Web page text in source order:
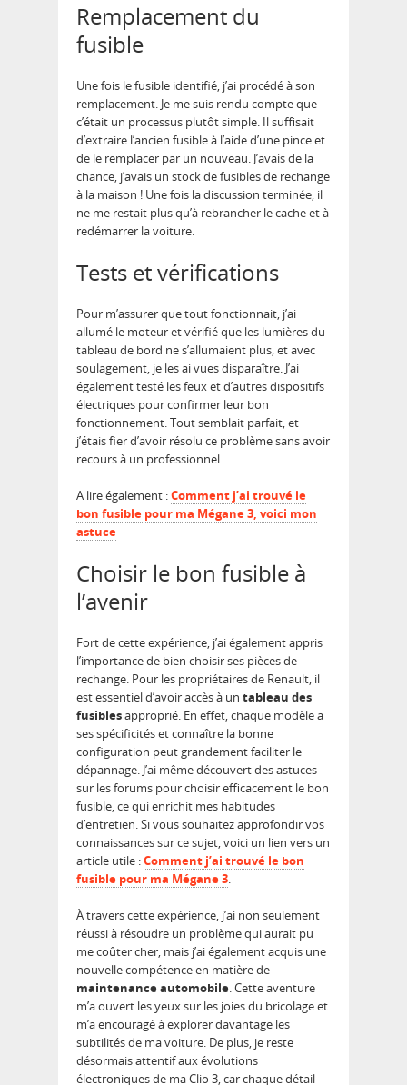
Remplacement du
fusible
Une fois le fusible identifié, j’ai procédé à son
remplacement. Je me suis rendu compte que
c’était un processus plutôt simple. Il suffisait
d’extraire l’ancien fusible à l’aide d’une pince et
de le remplacer par un nouveau. J’avais de la
chance, j’avais un stock de fusibles de rechange
à la maison ! Une fois la discussion terminée, il
ne me restait plus qu’à rebrancher le cache et à
redémarrer la voiture.
Tests et vérifications
Pour m’assurer que tout fonctionnait, j’ai
allumé le moteur et vérifié que les lumières du
tableau de bord ne s’allumaient plus, et avec
soulagement, je les ai vues disparaître. J’ai
également testé les feux et d’autres dispositifs
électriques pour confirmer leur bon
fonctionnement. Tout semblait parfait, et
j’étais fier d’avoir résolu ce problème sans avoir
recours à un professionnel.
A lire également :Comment j’ai trouvé le
bon fusible pour ma Mégane 3, voici mon
astuce
Choisir le bon fusible à
l’avenir
Fort de cette expérience, j’ai également appris
l’importance de bien choisir ses pièces de
rechange. Pour les propriétaires de Renault, il
est essentiel d’avoir accès à un tableau des
fusiblesapproprié. En effet, chaque modèle a
ses spécificités et connaître la bonne
configuration peut grandement faciliter le
dépannage. J’ai même découvert des astuces
sur les forums pour choisir efficacement le bon
fusible, ce qui enrichit mes habitudes
d’entretien. Si vous souhaitez approfondir vos
connaissances sur ce sujet, voici un lien vers un
article utile :Comment j’ai trouvé le bon
fusible pour ma Mégane 3.
À travers cette expérience, j’ai non seulement
réussi à résoudre un problème qui aurait pu
me coûter cher, mais j’ai également acquis une
nouvelle compétence en matière de
maintenance automobile. Cette aventure
m’a ouvert les yeux sur les joies du bricolage et
m’a encouragé à explorer davantage les
subtilités de ma voiture. De plus, je reste
désormais attentif aux évolutions
électroniques de ma Clio 3, car chaque détail